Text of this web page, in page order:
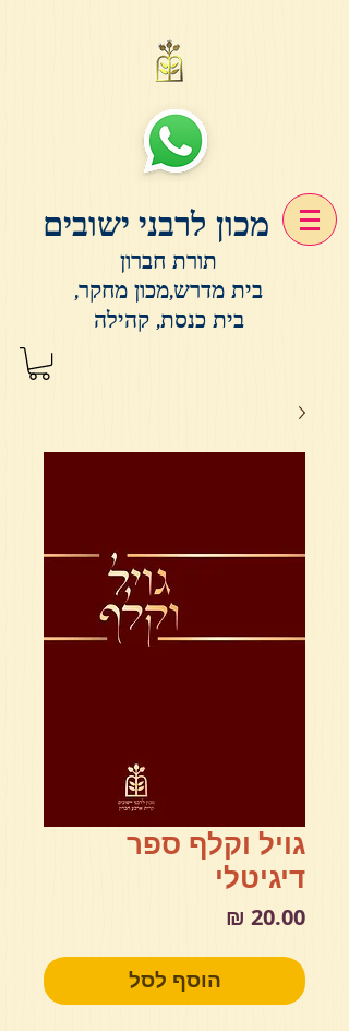
מכון לרבני ישובים
תורת חברון
בית מדרש,מכון מחקר,
בית כנסת, קהילה
גויל וקלף ספר
דיגיטלי
הוסף לסל